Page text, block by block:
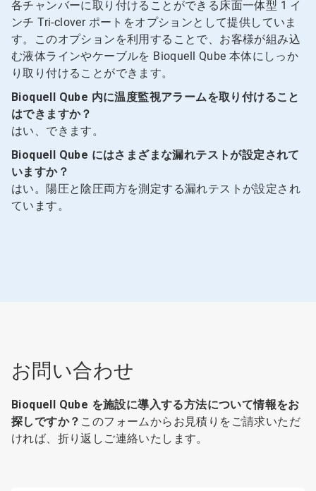
各チャンバーに取り付けることができる床面一体型 1 イ
ンチ Tri-clover ポートをオプションとして提供していま
す。このオプションを利用することで、お客様が組み込
む液体ラインやケーブルを Bioquell Qube 本体にしっか
り取り付けることができます。
Bioquell Qube 内に温度監視アラームを取り付けること
はできますか？
はい、できます。
Bioquell Qube にはさまざまな漏れテストが設定されて
いますか？
はい。陽圧と陰圧両方を測定する漏れテストが設定され
ています。
お問い合わせ
Bioquell Qube​​​​​​​ を施設に導入する方法について情報をお
探しですか？ このフォームからお見積りをご請求いただ
ければ、折り返しご連絡いたします。